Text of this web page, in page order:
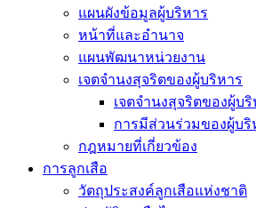
แผนผังข้อมูลผู้บริหาร
หน้าที่และอำนาจ
แผนพัฒนาหน่วยงาน
เจตจำนงสุจริตของผู้บริหาร
เจตจำนงสุจริตของผู้บริ
การมีส่วนร่วมของผู้บริ
กฎหมายที่เกี่ยวข้อง
การลูกเสือ
วัตถุประสงค์ลูกเสือแห่งชาติ